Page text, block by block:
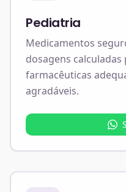
Pediatria
Medicamentos
dosagens
farmacêuticas
agradáveis.